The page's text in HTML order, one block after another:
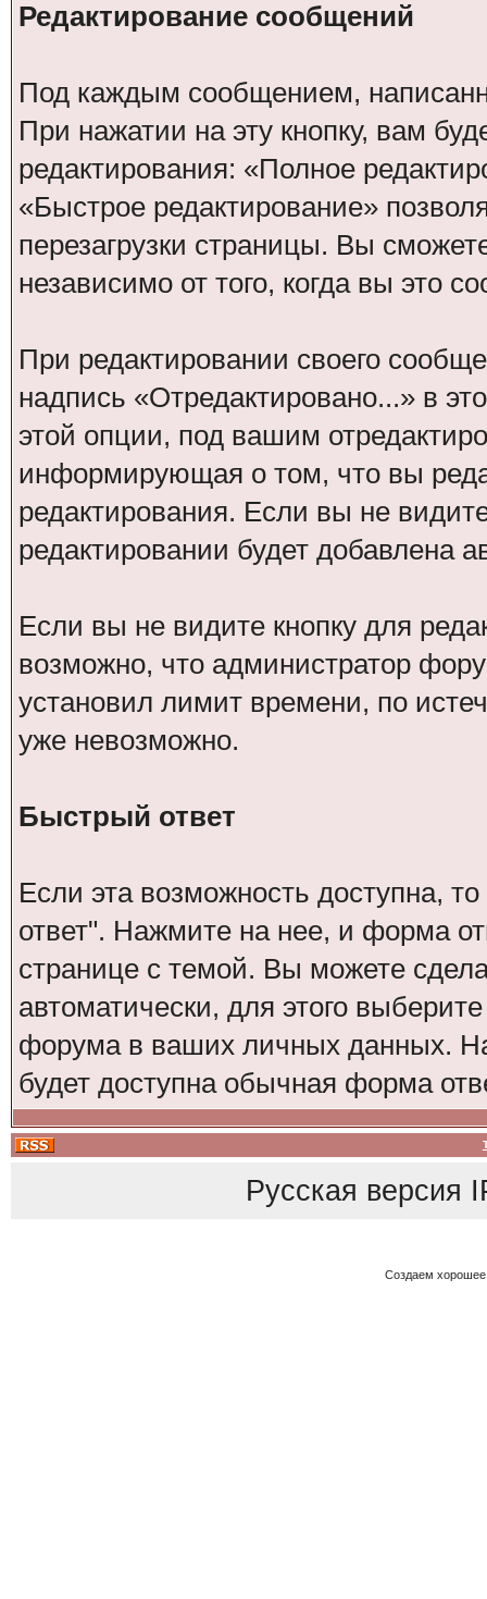
Редактирование сообщений
Под каждым сообщением,
При нажатии на эту кнопку, вам
редактирования: «Полное
«Быстрое редактирование»
перезагрузки страницы. Вы
независимо от того, когда вы это
При редактировании своего
надпись «Отредактировано...» в
этой опции, под вашим
информирующая о том, что вы
редактирования. Если вы не
редактировании будет добавлена
Если вы не видите кнопку для
возможно, что администратор
установил лимит времени, по
уже невозможно.
Быстрый ответ
Если эта возможность доступна,
ответ". Нажмите на нее, и форма
странице с темой. Вы можете
автоматически, для этого
форума в ваших личных данных.
будет доступна обычная форма
Русская версия
Создаем